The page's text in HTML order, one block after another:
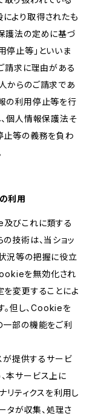
より取得されたも
護法の定めに基づ
停止等」といいま
請求に理由がある
からのご請求であ
の利用停止等を行
、個人情報保護法そ
止等の義務を負わ
利用
及びこれに類する
技術は、当ショッ
況等の把握に役立
を無効化され
を変更することによ
但し、Cookieを
一部の機能をご利
が提供するサービ
本サービス上に
ティクスを利用し
タが収集、処理さ